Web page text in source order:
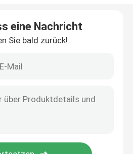
eine Nachricht
Sie bald zurück!